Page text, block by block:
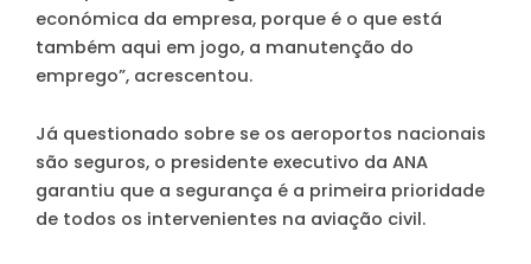
económica da empresa, porque é o que está
também aqui em jogo, a manutenção do
emprego”, acrescentou.
Já questionado sobre se os aeroportos nacionais
são seguros, o presidente executivo da ANA
garantiu que a segurança é a primeira prioridade
de todos os intervenientes na aviação civil.